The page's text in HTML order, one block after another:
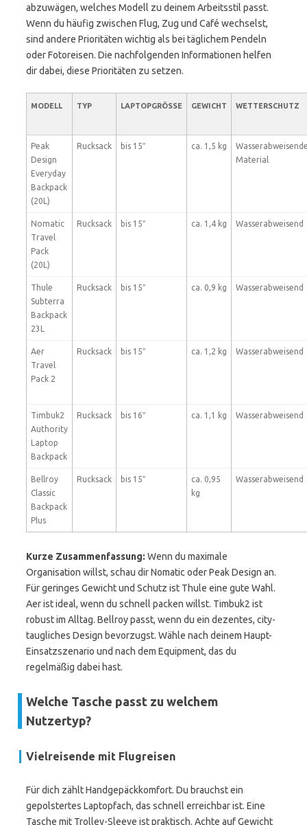
abzuwägen, welches Modell zu deinem Arbeitsstil passt.
Wenn du häufig zwischen Flug, Zug und Café wechselst,
sind andere Prioritäten wichtig als bei täglichem Pendeln
oder Fotoreisen. Die nachfolgenden Informationen helfen
dir dabei, diese Prioritäten zu setzen.
MODELL TYP LAPTOPGRÖSSE GEWICHT WETTERSCHUTZ
Peak
Design
Everyday
Backpack
(20L)
Rucksack bis 15″ ca. 1,5 kg
Material
Nomatic
Travel
Pack
(20L)
Rucksack bis 15″ ca. 1,4 kg Wasserabweisend
Thule
Subterra
Backpack
23L
Rucksack bis 15″ ca. 0,9 kg Wasserabweisend
Aer
Travel
Pack 2
Rucksack bis 15″ ca. 1,2 kg Wasserabweisend
Timbuk2
Authority
Laptop
Backpack
Rucksack bis 16″ ca. 1,1 kg Wasserabweisend
Bellroy
Classic
Backpack
Plus
Rucksack bis 15″
ca. 0,95
kg
Wasserabweisend
Kurze Zusammenfassung: Wenn du maximale
Organisation willst, schau dir Nomatic oder Peak Design an.
Für geringes Gewicht und Schutz ist Thule eine gute Wahl.
Aer ist ideal, wenn du schnell packen willst. Timbuk2 ist
robust im Alltag. Bellroy passt, wenn du ein dezentes, city-
taugliches Design bevorzugst. Wähle nach deinem Haupt-
Einsatzszenario und nach dem Equipment, das du
regelmäßig dabei hast.
Welche Tasche passt zu welchem
Nutzertyp?
Vielreisende mit Flugreisen
Für dich zählt Handgepäckkomfort. Du brauchst ein
gepolstertes Laptopfach, das schnell erreichbar ist. Eine
Tasche mit Trolley-Sleeve ist praktisch. Achte auf Gewicht